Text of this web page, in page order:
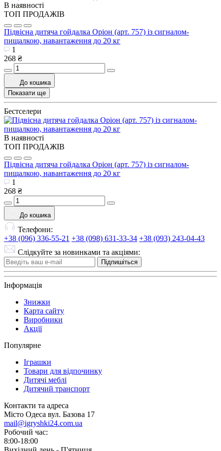
В наявності
ТОП ПРОДАЖІВ
Підвісна дитяча гойдалка Оріон (арт. 757) із сигналом-
пищалкою, навантаження до 20 кг
1
268 ₴
До кошика
Показати ще
Бестселери
В наявності
ТОП ПРОДАЖІВ
Підвісна дитяча гойдалка Оріон (арт. 757) із сигналом-
пищалкою, навантаження до 20 кг
1
268 ₴
До кошика
Телефони:
+38 (096) 336-55-21 +38 (098) 631-33-34 +38 (093) 243-04-43
Слідкуйте за новинками та акціями:
Підпишіться
Інформація
Знижки
Карта сайту
Виробники
Акції
Популярне
Іграшки
Товари для відпочинку
Дитячі меблі
Дитячий транспорт
Контакти та адреса
Місто Одеса вул. Базова 17
mail@igryshki24.com.ua
Робочий час:
8:00-18:00